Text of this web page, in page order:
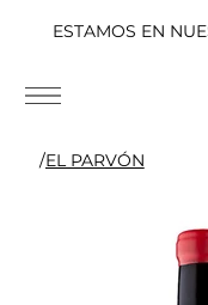
ESTAMOS EN
/EL PARVÓN